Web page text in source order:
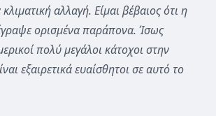
κλιματική αλλαγή. Είμαι βέβαιος ότι η
ορισμένα παράπονα. Ίσως
πολύ μεγάλοι κάτοχοι στην
εξαιρετικά ευαίσθητοι σε αυτό το